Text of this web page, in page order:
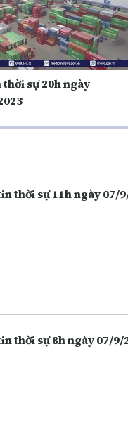
thời sự 20h ngày
thời sự 11h ngày 07/
thời sự 8h ngày 07/9/